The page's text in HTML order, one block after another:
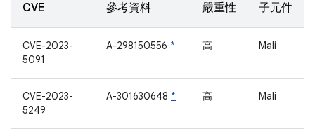
CVE 參考資料 嚴重性 子元件
CVE-2023-
5091
A-298150556 * 高 Mali
CVE-2023-
5249
A-301630648 * 高 Mali